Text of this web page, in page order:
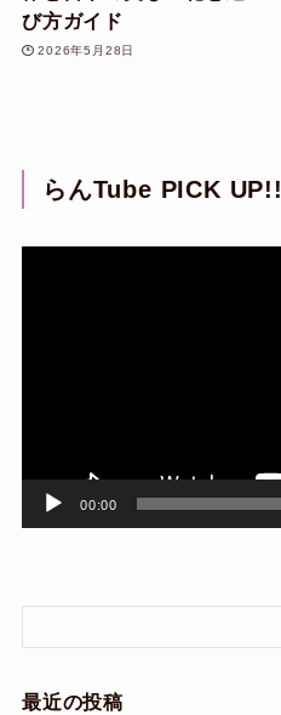
び方ガイド
2026年5月28日
らんTube PICK UP!!
00:00
最近の投稿